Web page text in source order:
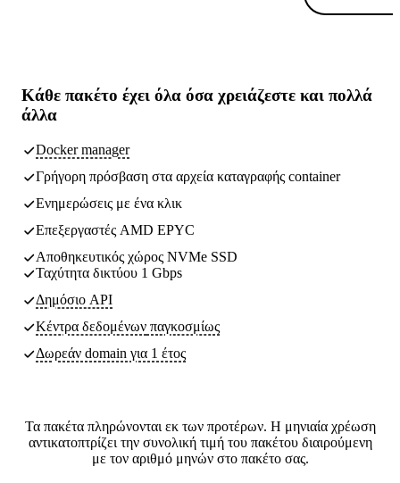
Κάθε πακέτο έχει όλα όσα χρειάζεστε και πολλά
άλλα
Docker manager
Γρήγορη πρόσβαση στα αρχεία καταγραφής container
Ενημερώσεις με ένα κλικ
Επεξεργαστές AMD EPYC
Αποθηκευτικός χώρος NVMe SSD
Ταχύτητα δικτύου 1 Gbps
Δημόσιο API
Κέντρα δεδομένων παγκοσμίως
Δωρεάν domain για 1 έτος
Τα πακέτα πληρώνονται εκ των προτέρων. Η μηνιαία χρέωση
αντικατοπτρίζει την συνολική τιμή του πακέτου διαιρούμενη
με τον αριθμό μηνών στο πακέτο σας.